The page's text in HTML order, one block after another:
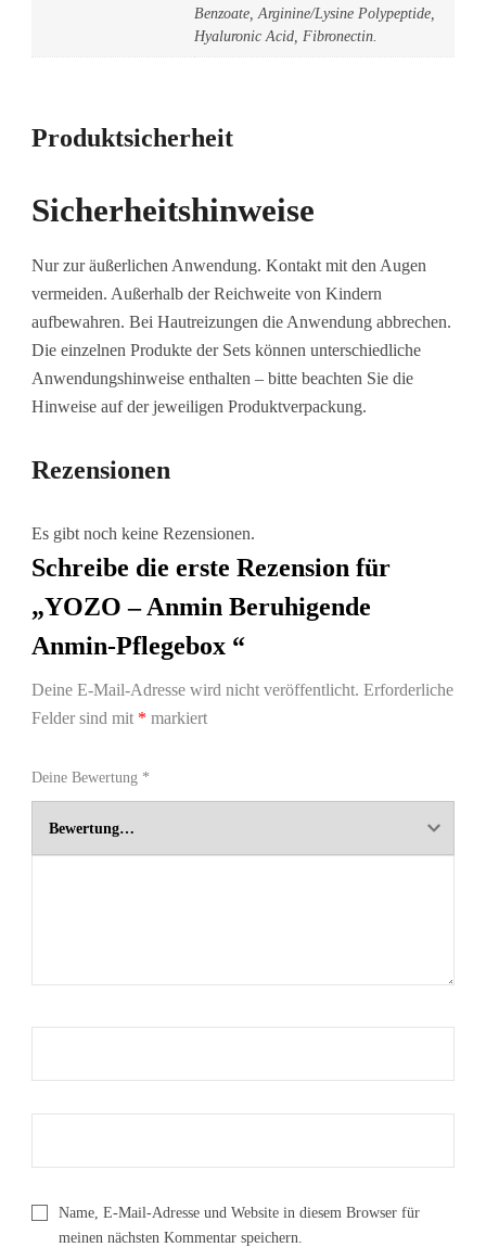
Benzoate, Arginine/Lysine Polypeptide,
Hyaluronic Acid, Fibronectin.
Produktsicherheit
Sicherheitshinweise
Nur zur äußerlichen Anwendung. Kontakt mit den Augen
vermeiden. Außerhalb der Reichweite von Kindern
aufbewahren. Bei Hautreizungen die Anwendung abbrechen.
Die einzelnen Produkte der Sets können unterschiedliche
Anwendungshinweise enthalten – bitte beachten Sie die
Hinweise auf der jeweiligen Produktverpackung.
Rezensionen
Es gibt noch keine Rezensionen.
Schreibe die erste Rezension für
„YOZO – Anmin Beruhigende
Anmin-Pflegebox “
Deine E-Mail-Adresse wird nicht veröffentlicht. Erforderliche
Felder sind mit * markiert
Deine Bewertung *
Name, E-Mail-Adresse und Website in diesem Browser für
meinen nächsten Kommentar speichern.